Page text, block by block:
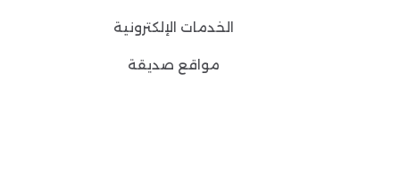
الخدمات الإلكترونية
مواقع صديقة